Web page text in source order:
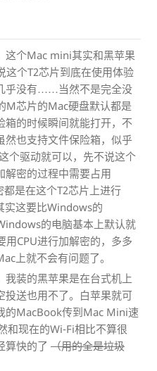
这个Mac mini其实和黑苹果
这个T2芯片到底在使用体验
乎没有……当然不是完全没
M芯片的Mac硬盘默认都是
的时候瞬间就能打开，不
然也支持文件保险箱，似乎
个驱动就可以，先不说这个
解密的过程中需要占用
是在这个T2芯片上进行
实这要比Windows的
的电脑基本上默认就
CPU进行加解密的，多多
上就不会有问题了。
我装的黑苹果是在台式机上
投送也用不了。白苹果就可
的MacBook传到Mac Mini速
和现在的Wi-Fi相比不算很
算快的了 （用的全是垃圾